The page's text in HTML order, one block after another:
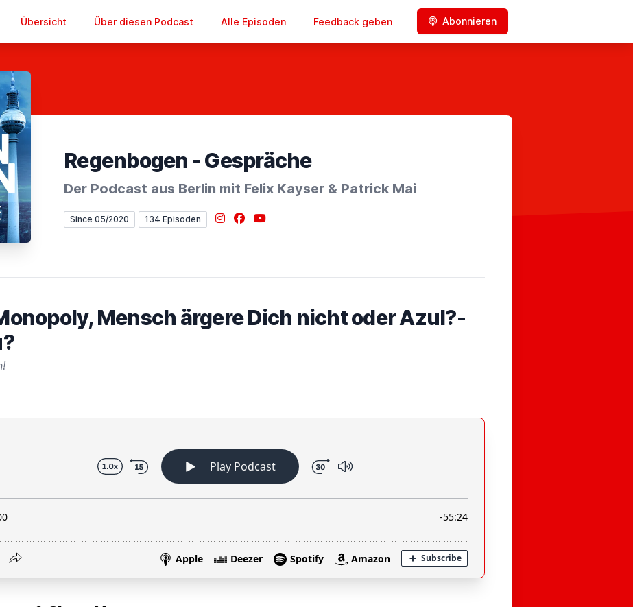
Übersicht Über diesen Podcast Alle Episoden Feedback geben Abonnieren
Regenbogen - Gespräche
Der Podcast aus Berlin mit Felix Kayser & Patrick Mai
Since 05/2020 134 Episoden Instagram
Facebook
YouTube
Mensch ärgere Dich nicht oder Azul?-